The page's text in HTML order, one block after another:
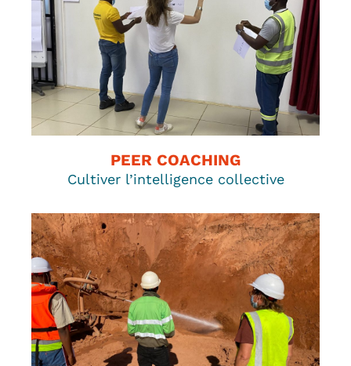
PEER COACHING
Cultiver l’intelligence collective